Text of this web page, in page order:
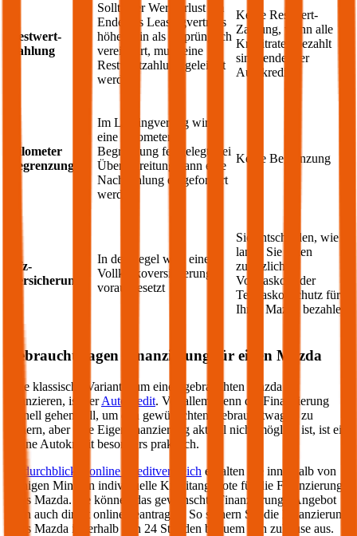
Restwert-
Zahlung
Sollte der Wertverlust am
Ende des Leasingvertrags
höher sein als ursprünglich
vereinbart, muss eine
Restwertzahlung geleistet
werden
Keine Restwert-
Zahlung, wenn alle
Kreditraten bezahlt
sind, endet der
Autokredit
Kilometer
Begrenzung
Im Leasingvertrag wird
eine Kilometer
Begrenzung festgelegt, bei
Überschreitung kann eine
Nachzahlung eingefordert
werden
Keine Begrenzung
Kfz-
Versicherung
In der Regel wird eine
Vollkaskoversicherung
vorausgesetzt
Sie entscheiden, wie
lange Sie einen
zusätzlichen
Vollkasko- oder
Teilkasko-Schutz für
Ihren Mazda bezahlen
Gebrauchtwagen Finanzierung für einen Mazda
Eine klassische Variante, um einen gebrauchten Mazda
finanzieren, ist derAutokredit. Vor allem wenn die Finanzierung
schnell gehen soll, um den gewünschten Gebrauchtwagen zu
sichern, aber eine Eigenfinanzierung aktuell nicht möglich ist, ist ein
online Autokredit besonders praktisch.
durchblicker online Kreditvergleich erhalten Sie innerhalb von
wenigen Minuten individuelle Kreditangebote für die Finanzierung
Ihres Mazda. Sie können das gewünschte Finanzierungs-Angebot
dann auch direkt online beantragen. So sichern Sie die Finanzierung
Ihres Mazda innerhalb von 24 Stunden bequem von zuhause aus.